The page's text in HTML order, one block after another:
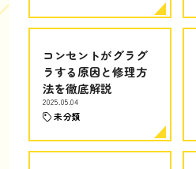
コンセントがグラグ
ラする原因と修理方
法を徹底解説
2025.05.04
未分類